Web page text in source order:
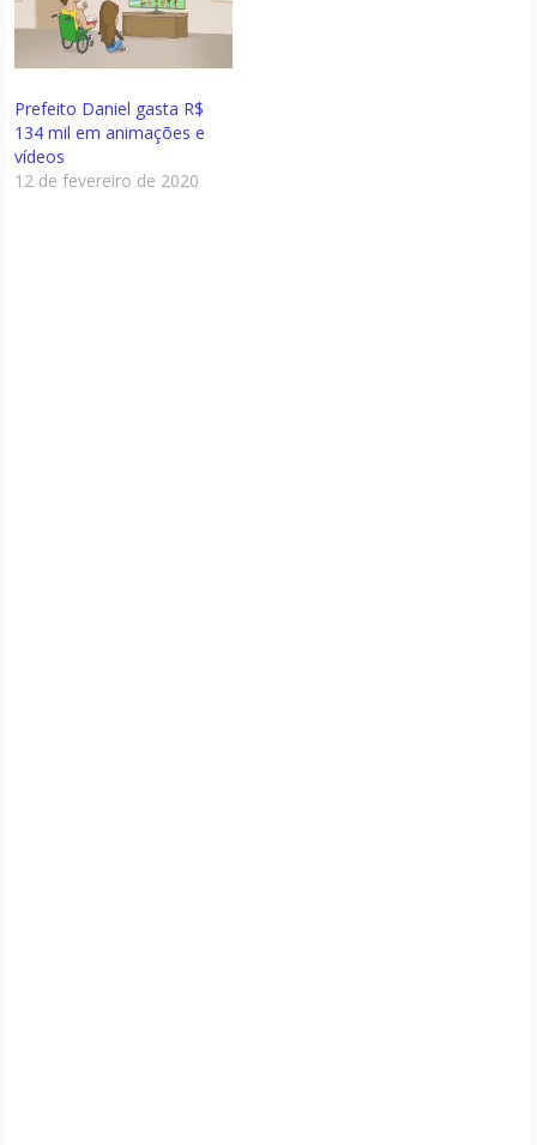
Prefeito Daniel gasta R$
134 mil em animações e
vídeos
12 de fevereiro de 2020